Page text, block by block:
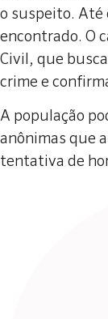
o suspeito. Até
encontrado. O
Civil, que
crime e
A população
anônimas que
tentativa de